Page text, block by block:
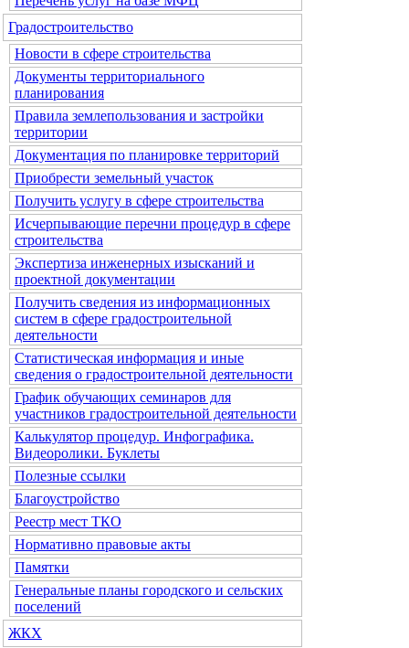
Градостроительство
Новости в сфере строительства
Документы территориального
планирования
Правила землепользования и застройки
территории
Документация по планировке территорий
Приобрести земельный участок
Получить услугу в сфере строительства
Исчерпывающие перечни процедур в сфере
строительства
Экспертиза инженерных изысканий и
проектной документации
Получить сведения из информационных
систем в сфере градостроительной
деятельности
Статистическая информация и иные
сведения о градостроительной деятельности
График обучающих семинаров для
участников градостроительной деятельности
Калькулятор процедур. Инфографика.
Видеоролики. Буклеты
Полезные ссылки
Благоустройство
Реестр мест ТКО
Нормативно правовые акты
Памятки
Генеральные планы городского и сельских
поселений
ЖКХ